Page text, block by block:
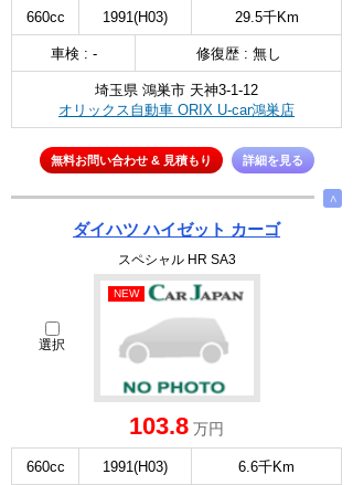
660cc 1991(H03) 29.5千Km
車検 : - 修復歴 : 無し
埼玉県 鴻巣市 天神3-1-12
オリックス自動車 ORIX U-car鴻巣店
無料お問い合わせ & 見積もり 詳細を見る
∧
ダイハツ ハイゼット カーゴ
スペシャル HR SA3
選択
NEW
103.8 万円
660cc 1991(H03) 6.6千Km